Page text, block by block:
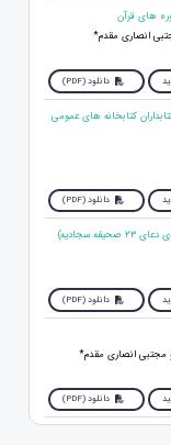
انصاری مقدم*
دانلود (PDF)
کتابخانه های عمومی
دانلود (PDF)
دانلود (PDF)
مجتبی انصاری مقدم*
دانلود (PDF)